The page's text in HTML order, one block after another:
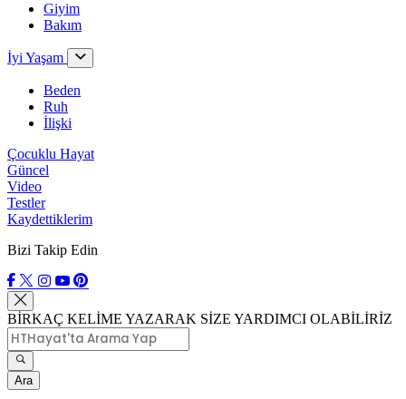
Giyim
Bakım
İyi Yaşam
Beden
Ruh
İlişki
Çocuklu Hayat
Güncel
Video
Testler
Kaydettiklerim
Bizi Takip Edin
BİRKAÇ KELİME YAZARAK SİZE YARDIMCI OLABİLİRİZ
Ara